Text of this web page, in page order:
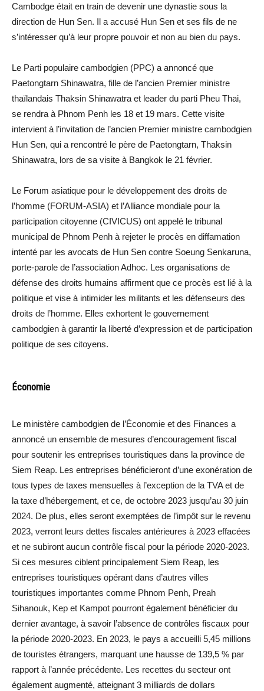
Cambodge était en train de devenir une dynastie sous la
direction de Hun Sen. Il a accusé Hun Sen et ses fils de ne
s’intéresser qu’à leur propre pouvoir et non au bien du pays.
Le Parti populaire cambodgien (PPC) a annoncé que
Paetongtarn Shinawatra, fille de l’ancien Premier ministre
thaïlandais Thaksin Shinawatra et leader du parti Pheu Thai,
se rendra à Phnom Penh les 18 et 19 mars. Cette visite
intervient à l’invitation de l’ancien Premier ministre cambodgien
Hun Sen, qui a rencontré le père de Paetongtarn, Thaksin
Shinawatra, lors de sa visite à Bangkok le 21 février.
Le Forum asiatique pour le développement des droits de
l’homme (FORUM-ASIA) et l’Alliance mondiale pour la
participation citoyenne (CIVICUS) ont appelé le tribunal
municipal de Phnom Penh à rejeter le procès en diffamation
intenté par les avocats de Hun Sen contre Soeung Senkaruna,
porte-parole de l’association Adhoc. Les organisations de
défense des droits humains affirment que ce procès est lié à la
politique et vise à intimider les militants et les défenseurs des
droits de l’homme. Elles exhortent le gouvernement
cambodgien à garantir la liberté d’expression et de participation
politique de ses citoyens.
Économie
Le ministère cambodgien de l’Économie et des Finances a
annoncé un ensemble de mesures d’encouragement fiscal
pour soutenir les entreprises touristiques dans la province de
Siem Reap. Les entreprises bénéficieront d’une exonération de
tous types de taxes mensuelles à l’exception de la TVA et de
la taxe d’hébergement, et ce, de octobre 2023 jusqu’au 30 juin
2024. De plus, elles seront exemptées de l’impôt sur le revenu
2023, verront leurs dettes fiscales antérieures à 2023 effacées
et ne subiront aucun contrôle fiscal pour la période 2020-2023.
Si ces mesures ciblent principalement Siem Reap, les
entreprises touristiques opérant dans d’autres villes
touristiques importantes comme Phnom Penh, Preah
Sihanouk, Kep et Kampot pourront également bénéficier du
dernier avantage, à savoir l’absence de contrôles fiscaux pour
la période 2020-2023. En 2023, le pays a accueilli 5,45 millions
de touristes étrangers, marquant une hausse de 139,5 % par
rapport à l’année précédente. Les recettes du secteur ont
également augmenté, atteignant 3 milliards de dollars